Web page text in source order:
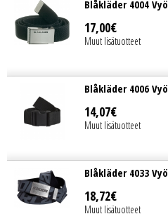
Blåkläder 4004 Vyö
17,00€
Muut lisätuotteet
Blåkläder 4006 Vyö
14,07€
Muut lisätuotteet
Blåkläder 4033 Vyö
18,72€
Muut lisätuotteet